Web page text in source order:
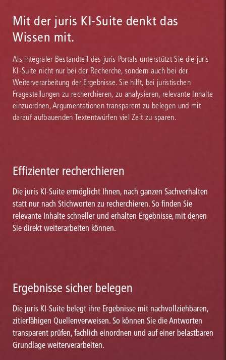
Mit der juris KI-Suite denkt das
Wissen mit.
Als integraler Bestandteil des juris Portals unterstützt Sie die juris
KI-Suite nicht nur bei der Recherche, sondern auch bei der
Weiterverarbeitung der Ergebnisse. Sie hilft, bei juristischen
Fragestellungen zu recherchieren, zu analysieren, relevante Inhalte
einzuordnen, Argumentationen transparent zu belegen und mit
darauf aufbauenden Textentwürfen viel Zeit zu sparen.
Effizienter recherchieren
Die juris KI-Suite ermöglicht Ihnen, nach ganzen Sachverhalten
statt nur nach Stichworten zu recherchieren. So finden Sie
relevante Inhalte schneller und erhalten Ergebnisse, mit denen
Sie direkt weiterarbeiten können.
Ergebnisse sicher belegen
Die juris KI-Suite belegt ihre Ergebnisse mit nachvollziehbaren,
zitierfähigen Quellenverweisen. So können Sie die Antworten
transparent prüfen, fachlich einordnen und auf einer belastbaren
Grundlage weiterverarbeiten.